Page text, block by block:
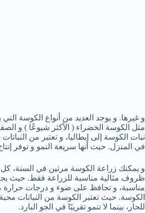
و غيرها. و يوجد العديد من أنواع الكوسة التي
مثل الكوسة الخضراء ( الأكثر شيوعًا ) و
نبات الكوسة إلى إيطاليا، و تعتبر من
في المنزل. حيث أنها سريعة النمو و توفر
و يمكنك زراعة الكوسة مرتين في السنة، كل
ظروف مثالية مناسبة للزراعة فقط. حيث
مناسبة، و تحافظ على ضوء و درجات حرارة
الكوسة. حيث تعتبر الكوسة من النباتات
للحار، بينما لا تنمو تقريبًا في الجو البارد.